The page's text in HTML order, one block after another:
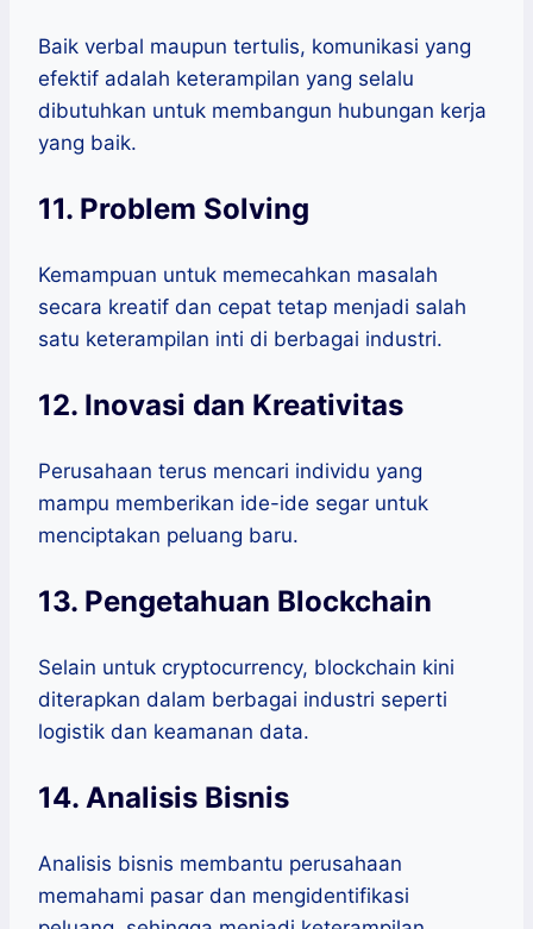
Baik verbal maupun tertulis, komunikasi yang
efektif adalah keterampilan yang selalu
dibutuhkan untuk membangun hubungan kerja
yang baik.
11. Problem Solving
Kemampuan untuk memecahkan masalah
secara kreatif dan cepat tetap menjadi salah
satu keterampilan inti di berbagai industri.
12. Inovasi dan Kreativitas
Perusahaan terus mencari individu yang
mampu memberikan ide-ide segar untuk
menciptakan peluang baru.
13. Pengetahuan Blockchain
Selain untuk cryptocurrency, blockchain kini
diterapkan dalam berbagai industri seperti
logistik dan keamanan data.
14. Analisis Bisnis
Analisis bisnis membantu perusahaan
memahami pasar dan mengidentifikasi